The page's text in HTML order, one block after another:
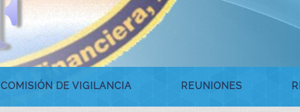
COMISIÓN DE VIGILANCIA REUNIONES